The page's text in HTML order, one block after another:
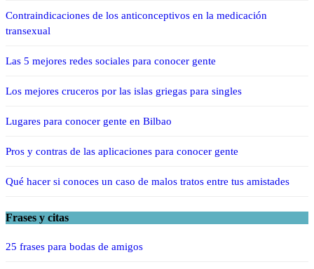
Contraindicaciones de los anticonceptivos en la medicación
transexual
Las 5 mejores redes sociales para conocer gente
Los mejores cruceros por las islas griegas para singles
Lugares para conocer gente en Bilbao
Pros y contras de las aplicaciones para conocer gente
Qué hacer si conoces un caso de malos tratos entre tus amistades
Frases y citas
25 frases para bodas de amigos